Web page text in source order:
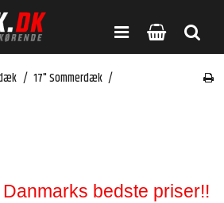
/ 17" Sommerdæk /
bedste priser!!